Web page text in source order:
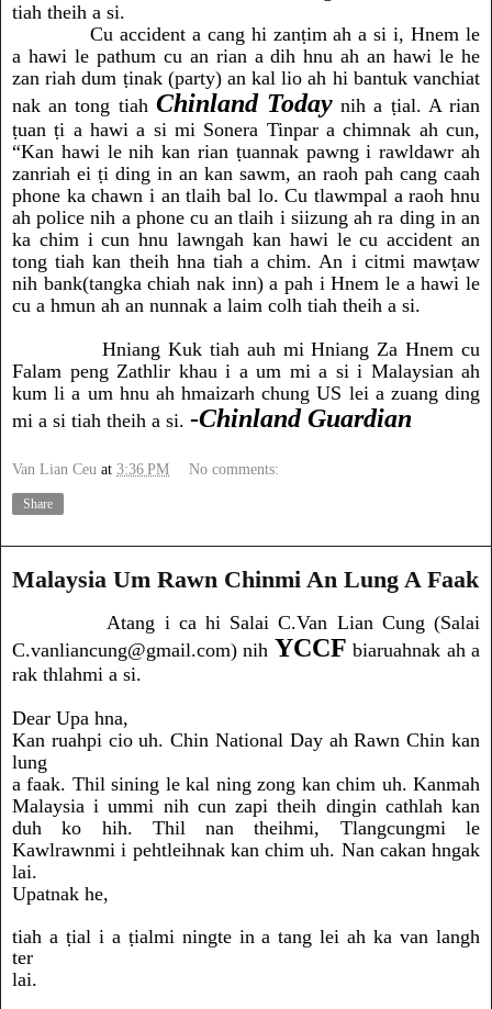
tiah theih a si.
Cu accident a cang hi zanṭim ah a si i, Hnem le
a hawi le pathum cu an rian a dih hnu ah an hawi le he
zanriah dum ṭinak (party) an kal lio ah hi bantuk vanchiat
nak an tong tiah Chinland Today nih a ṭial. A rian
ṭuan ṭi a hawi a si mi Sonera Tinpar a chimnak ah cun,
“Kan hawi le nih kan rian ṭuannak pawng i rawldawr ah
zanriah ei ṭi ding in an kan sawm, an raoh pah cang caah
phone ka chawn i an tlaih bal lo. Cu tlawmpal a raoh hnu
ah police nih a phone cu an tlaih i siizung ah ra ding in an
ka chim i cun hnu lawngah kan hawi le cu accident an
tong tiah kan theih hna tiah a chim. An i citmi mawṭaw
nih bank(tangka chiah nak inn) a pah i Hnem le a hawi le
cu a hmun ah an nunnak a laim colh tiah theih a si.
Hniang Kuk tiah auh mi Hniang Za Hnem cu
Falam peng Zathlir khau i a um mi a si i Malaysian ah
kum li a um hnu ah hmaizarh chung US lei a zuang ding
mi a si tiah theih a si. -Chinland Guardian
Van Lian Ceu at 3:36 PM No comments:
Share
Malaysia Um Rawn Chinmi An Lung A Faak
Atang i ca hi Salai C.Van Lian Cung (Salai
C.vanliancung@gmail.com) nih YCCFbiaruahnak ah a
rak thlahmi a si.
Dear Upa hna,
Kan ruahpi cio uh. Chin National Day ah Rawn Chin kan
lung
a faak. Thil sining le kal ning zong kan chim uh. Kanmah
Malaysia i ummi nih cun zapi theih dingin cathlah kan
duh ko hih. Thil nan theihmi, Tlangcungmi le
Kawlrawnmi i pehtleihnak kan chim uh. Nan cakan hngak
lai.
Upatnak he,
tiah a ṭial i a ṭialmi ningte in a tang lei ah ka van langh
ter
lai.